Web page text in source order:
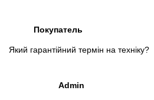
Покупатель
Який гарантійний термін на техніку?
Admin